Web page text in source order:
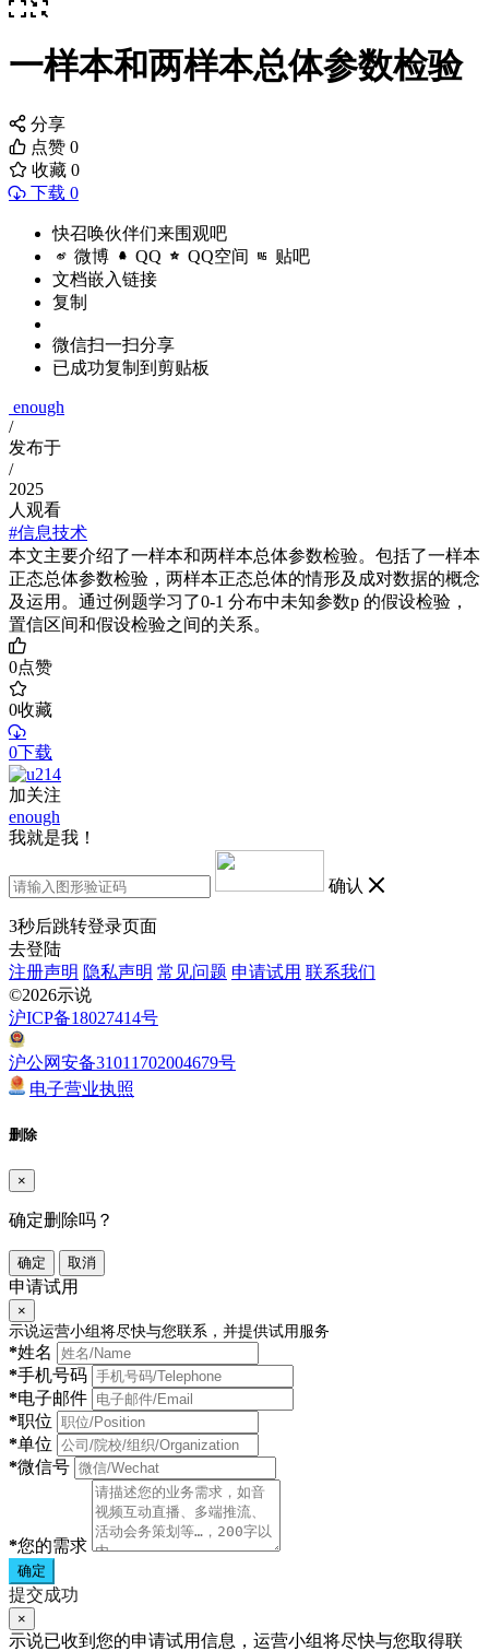
一样本和两样本总体参数检验
分享
点赞 0
收藏 0
下载 0
快召唤伙伴们来围观吧
微博 QQ QQ空间 贴吧
文档嵌入链接
复制
微信扫一扫分享
已成功复制到剪贴板
enough
/
发布于
/
2025
人观看
#信息技术
本文主要介绍了一样本和两样本总体参数检验。包括了一样本
正态总体参数检验，两样本正态总体的情形及成对数据的概念
及运用。通过例题学习了0-1 分布中未知参数p 的假设检验，
置信区间和假设检验之间的关系。
0点赞
0收藏
0下载
加关注
enough
我就是我！
确认
3秒后跳转登录页面
去登陆
注册声明 隐私声明 常见问题 申请试用 联系我们
©2026示说
沪ICP备18027414号
沪公网安备31011702004679号
电子营业执照
删除
×
确定删除吗？
确定 取消
申请试用
×
示说运营小组将尽快与您联系，并提供试用服务
*姓名
*手机号码
*电子邮件
*职位
*单位
*微信号
*您的需求
确定
提交成功
×
示说已收到您的申请试用信息，运营小组将尽快与您取得联